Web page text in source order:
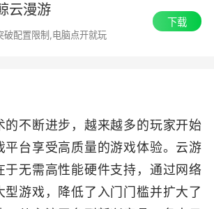
云漫游
破配置限制,电脑点开就玩
下载
的不断进步，越来越多的玩家开始
平台享受高质量的游戏体验。云游
于无需高性能硬件支持，通过网络
型游戏，降低了入门门槛并扩大了